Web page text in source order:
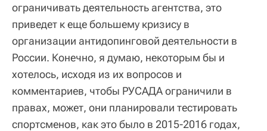
ограничивать деятельность агентства, это
приведет к еще большему кризису в
организации антидопинговой деятельности в
России. Конечно, я думаю, некоторым бы и
хотелось, исходя из их вопросов и
комментариев, чтобы РУСАДА ограничили в
правах, может, они планировали тестировать
спортсменов, как это было в 2015-2016 годах,